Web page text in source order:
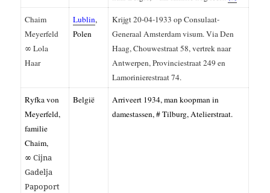
Chaim
Meyerfeld
∞ Lola
Haar
Lublin,
Polen
Krijgt 20-04-1933 op Consulaat-
Generaal Amsterdam visum. Via Den
Haag, Chouwestraat 58, vertrek naar
Antwerpen, Provinciestraat 249 en
Lamorinierestraat 74.
Ryfka von
Meyerfeld,
familie
Chaim,
∞ Cijna
Gadelja
Papoport
België
Arriveert 1934, man koopman in
damestassen, # Tilburg, Atelierstraat.